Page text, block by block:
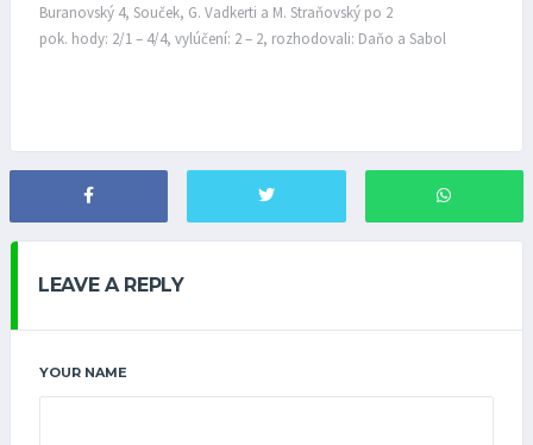
Buranovský 4, Souček, G. Vadkerti a M. Straňovský po 2
pok. hody: 2/1 – 4/4, vylúčení: 2 – 2, rozhodovali: Daňo a Sabol
LEAVE A REPLY
YOUR NAME